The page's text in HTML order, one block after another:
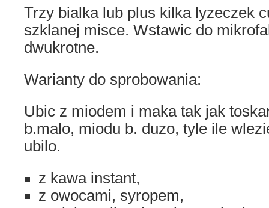
Trzy bialka lub plus kilka lyzeczek
szklanej misce. Wstawic do
dwukrotne.
Warianty do sprobowania:
Ubic z miodem i maka tak jak
b.malo, miodu b. duzo, tyle ile
ubilo.
z kawa instant,
z owocami, syropem,